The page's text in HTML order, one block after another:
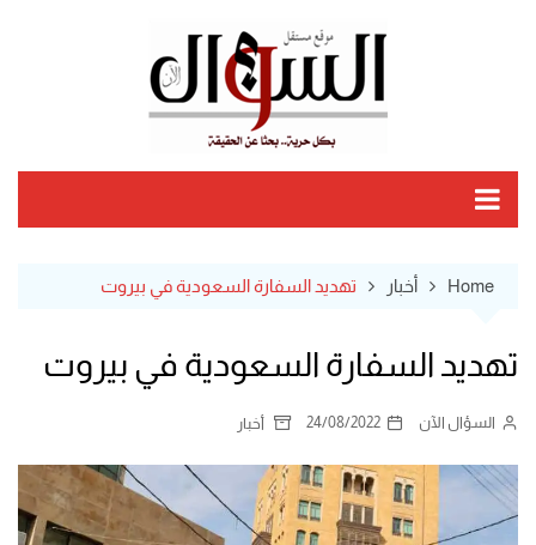
Home أخبار تهديد السفارة السعودية في بيروت
تهديد السفارة السعودية في بيروت
السؤال الآن 24/08/2022 أخبار